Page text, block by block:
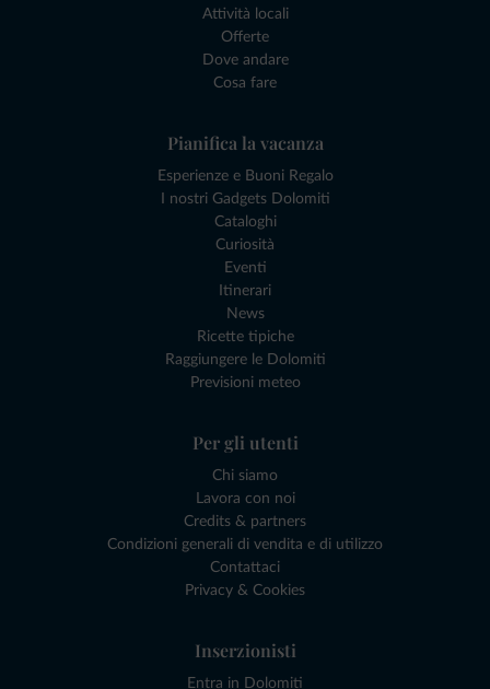
Attività locali
Offerte
Dove andare
Cosa fare
Pianifica la vacanza
Esperienze e Buoni Regalo
I nostri Gadgets Dolomiti
Cataloghi
Curiosità
Eventi
Itinerari
News
Ricette tipiche
Raggiungere le Dolomiti
Previsioni meteo
Per gli utenti
Chi siamo
Lavora con noi
Credits & partners
Condizioni generali di vendita e di utilizzo
Contattaci
Privacy & Cookies
Inserzionisti
Entra in Dolomiti